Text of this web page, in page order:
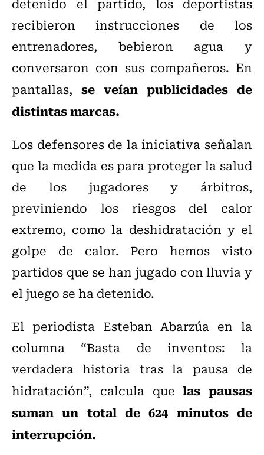
recibieron instrucciones de los
entrenadores, bebieron agua y
conversaron con sus compañeros. En
pantallas, se veían publicidades de
distintas marcas.
Los defensores de la iniciativa señalan
que la medida es para proteger la salud
de los jugadores y árbitros,
previniendo los riesgos del calor
extremo, como la deshidratación y el
golpe de calor. Pero hemos visto
partidos que se han jugado con lluvia y
el juego se ha detenido.
El periodista Esteban Abarzúa en la
columna “Basta de inventos: la
verdadera historia tras la pausa de
hidratación”, calcula quelas pausas
suman un total de 624 minutos de
interrupción.